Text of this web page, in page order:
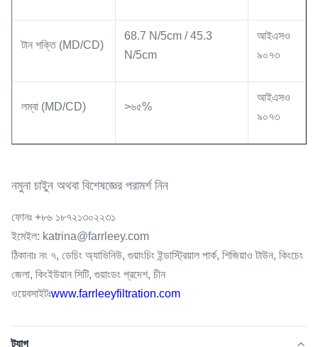
টান শক্তি (MD/CD)
68.7 N/5cm / 45.3
N/5cm
আইএসও
৯০৭৩
লম্বা (MD/CD) >৬৫%
আইএসও
৯০৭৩
নমুনা চাইুন অথবা বিশেষজ্ঞের পরামর্শ নিন
ফোনঃ +৮৬ ১৮৭২১৩০২২৩১
ইমেইল: katrina@farrleey.com
ঠিকানাঃ নং ৭, ডেচিং অ্যাভিনিউ, গুয়াংচিং ইন্ডাস্ট্রিয়াল পার্ক, শিজিয়াও টাউন, কিংচেং
জেলা, কিংইউয়ান সিটি, গুয়াংডং প্রদেশ, চীন
ওয়েবসাইটঃwww.farrleeyfiltration.com
ট্যাগ